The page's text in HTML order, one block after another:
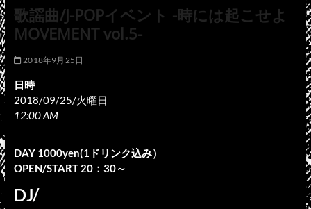
歌謡曲/J-POPイベント -時には起こせよ
MOVEMENT vol.5-
2018年9月25日
日時
2018/09/25/火曜日
12:00 AM
DAY 1000yen(1ドリンク込み）
OPEN/START 20：30～
DJ/